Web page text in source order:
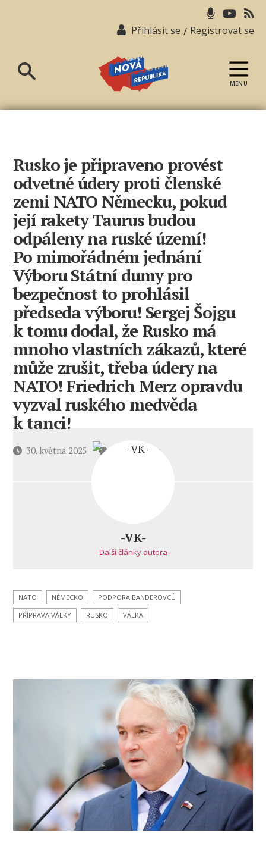
Přihlásit se / Registrovat se
republika
MENU
Rusko je připraveno provést
odvetné údery proti členské
zemi NATO Německu, pokud
její rakety Taurus budou
odpáleny na ruské území!
Po mimořádném jednání
Výboru Státní dumy pro
bezpečnost to prohlásil
předseda výboru! Sergej Šojgu
k tomu dodal, že Rusko má
mnoho vlastních zákazů, které
může zrušit, třeba údery na
NATO! Friedrich Merz opravdu
vyzval ruského medvěda
k tanci!
Datum30. května 2025 4 komentářeu
odvetné
členské
zemi
Taurus
budou
odpáleny
na
ruské
území!
Po mimořádném
jednání
Výboru
Státní
dumy
pro
-VK-
Další články autora
NATO NĚMECKO
PODPORA BANDEROVCŮ
PŘÍPRAVA VÁLKY
RUSKO VÁLKA